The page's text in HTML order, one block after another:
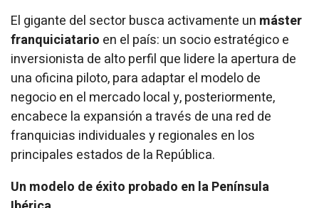
El gigante del sector busca activamente un máster
franquiciatario en el país: un socio estratégico e
inversionista de alto perfil que lidere la apertura de
una oficina piloto, para adaptar el modelo de
negocio en el mercado local y, posteriormente,
encabece la expansión a través de una red de
franquicias individuales y regionales en los
principales estados de la República.
Un modelo de éxito probado en la Península